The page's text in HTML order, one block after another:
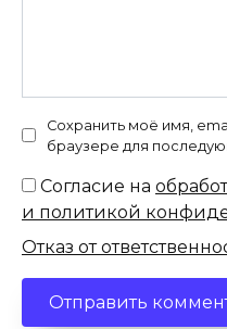
Сохранить моё имя,
браузере для
Согласие на
и политикой
Отказ от